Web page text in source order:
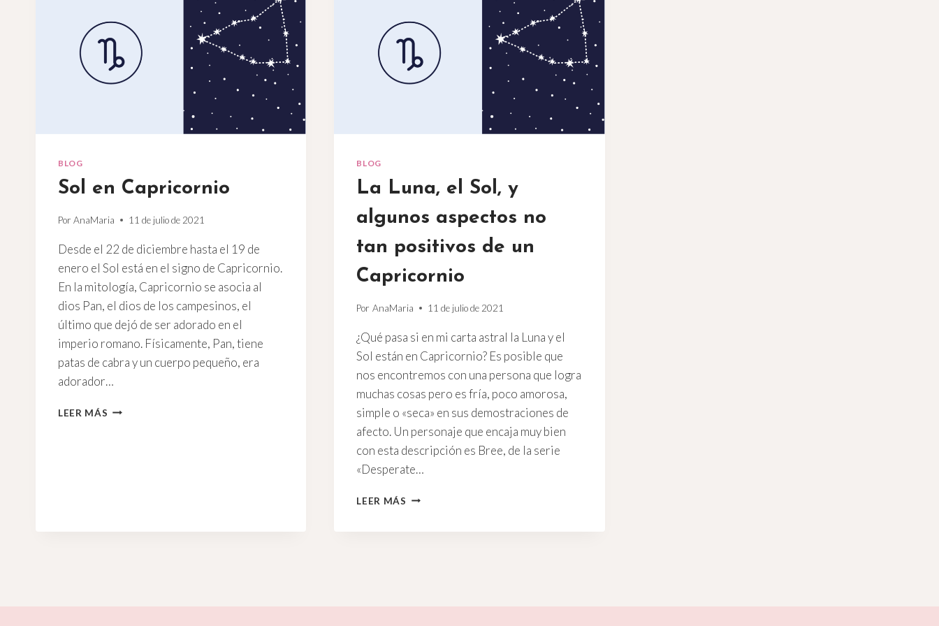
BLOG
Sol en Capricornio
Por AnaMaria 11 de julio de 2021
Desde el 22 de diciembre hasta el 19 de
enero el Sol está en el signo de Capricornio.
En la mitología, Capricornio se asocia al
dios Pan, el dios de los campesinos, el
último que dejó de ser adorado en el
imperio romano. Físicamente, Pan, tiene
patas de cabra y un cuerpo pequeño, era
adorador…
LEER MÁS SOL
BLOG
La Luna, el Sol, y
algunos aspectos no
tan positivos de un
Capricornio
Por AnaMaria 11 de julio de 2021
¿Qué pasa si en mi carta astral la Luna y el
Sol están en Capricornio? Es posible que
nos encontremos con una persona que logra
muchas cosas pero es fría, poco amorosa,
simple o «seca» en sus demostraciones de
afecto. Un personaje que encaja muy bien
con esta descripción es Bree, de la serie
«Desperate…
LEER MÁS LA